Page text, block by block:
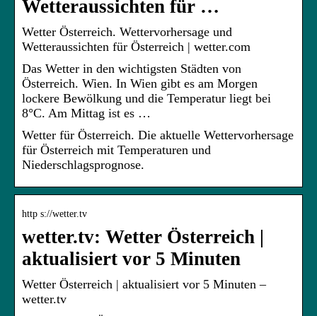
Wetteraussichten für …
Wetter Österreich. Wettervorhersage und
Wetteraussichten für Österreich | wetter.com
Das Wetter in den wichtigsten Städten von
Österreich. Wien. In Wien gibt es am Morgen
lockere Bewölkung und die Temperatur liegt bei
8°C. Am Mittag ist es …
Wetter für Österreich. Die aktuelle Wettervorhersage
für Österreich mit Temperaturen und
Niederschlagsprognose.
http s://wetter.tv
wetter.tv: Wetter Österreich |
aktualisiert vor 5 Minuten
Wetter Österreich | aktualisiert vor 5 Minuten –
wetter.tv